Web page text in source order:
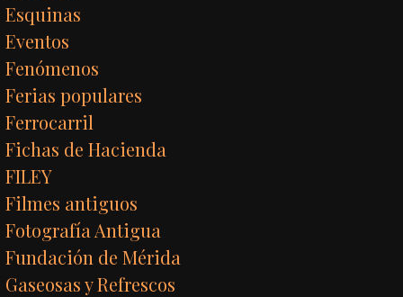
Esquinas
Eventos
Fenómenos
Ferias populares
Ferrocarril
Fichas de Hacienda
FILEY
Filmes antiguos
Fotografía Antigua
Fundación de Mérida
Gaseosas y Refrescos